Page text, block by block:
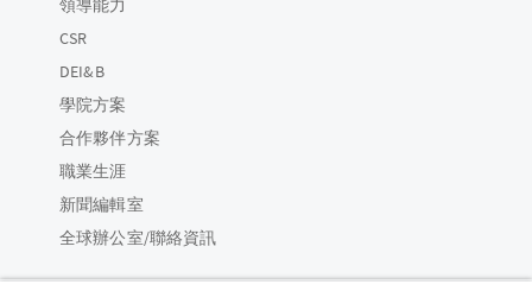
領導能力
CSR
DEI&B
學院方案
合作夥伴方案
職業生涯
新聞編輯室
全球辦公室/聯絡資訊